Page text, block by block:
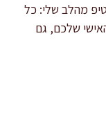
מהלב שלי: כל
שלכם, גם